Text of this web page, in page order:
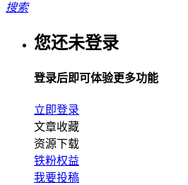
搜索
您还未登录
登录后即可体验更多功能
立即登录
文章收藏
资源下载
铁粉权益
我要投稿